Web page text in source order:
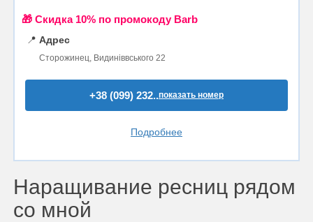
🎁 Cкидка 10% по промокоду Barb
📍 Адрес
Сторожинец, Видиніввського 22
+38 (099) 232..показать номер
Подробнее
Наращивание ресниц рядом
со мной